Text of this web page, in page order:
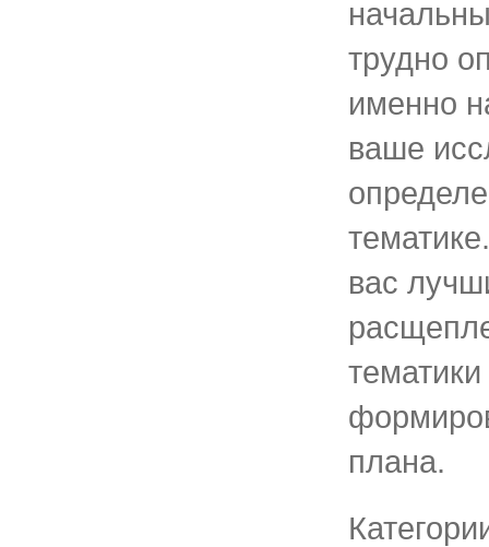
трудно
именно
ваше
вас
плана.